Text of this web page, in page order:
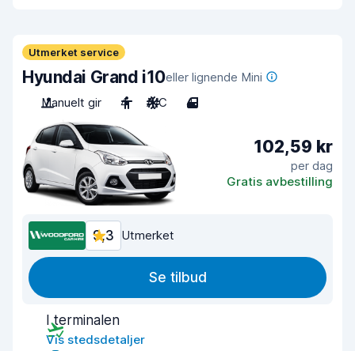
Utmerket service
Hyundai Grand i10eller lignende Mini
Manuelt gir
4 A/C 4
102,59 kr
per dag
Gratis avbestilling
9,3 Utmerket
Se tilbud
I terminalen
Vis stedsdetaljer